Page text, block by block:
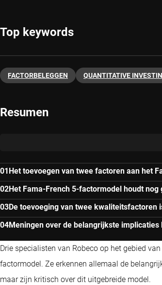
Top keywords
FACTORBELEGGEN QUANTITATIVE
Resumen
Het toevoegen van twee factoren aan het
Het Fama-French 5-factormodel houdt
De toevoeging van twee kwaliteitsfactoren
Meningen over de belangrijkste implicaties
Drie specialisten van Robeco op het gebied
factormodel. Ze erkennen allemaal de
maar zijn kritisch over dit uitgebreide model.